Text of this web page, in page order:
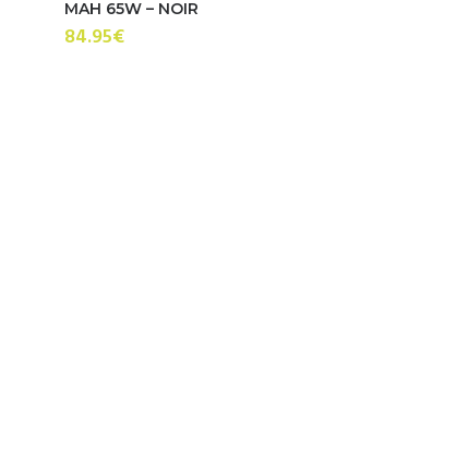
MAH 65W – NOIR
84.95€